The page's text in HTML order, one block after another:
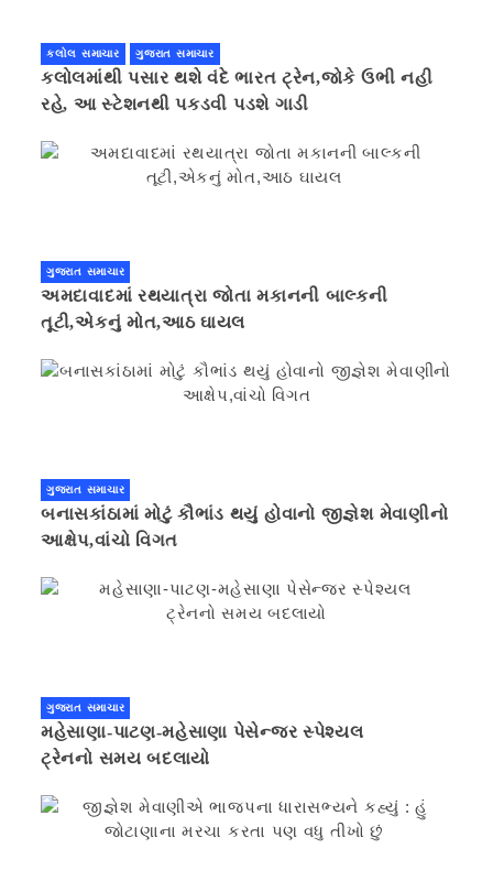
કલોલ સમાચાર ગુજરાત સમાચાર
કલોલમાંથી પસાર થશે વંદે ભારત ટ્રેન,જોકે ઉભી નહી
રહે, આ સ્ટેશનથી પકડવી પડશે ગાડી
ગુજરાત સમાચાર
અમદાવાદમાં રથયાત્રા જોતા મકાનની બાલ્કની
તૂટી,એકનું મોત,આઠ ઘાયલ
ગુજરાત સમાચાર
બનાસકાંઠામાં મોટું કૌભાંડ થયું હોવાનો જીજ્ઞેશ મેવાણીનો
આક્ષેપ,વાંચો વિગત
ગુજરાત સમાચાર
મહેસાણા-પાટણ-મહેસાણા પેસેન્જર સ્પેશ્યલ
ટ્રેનનો સમય બદલાયો